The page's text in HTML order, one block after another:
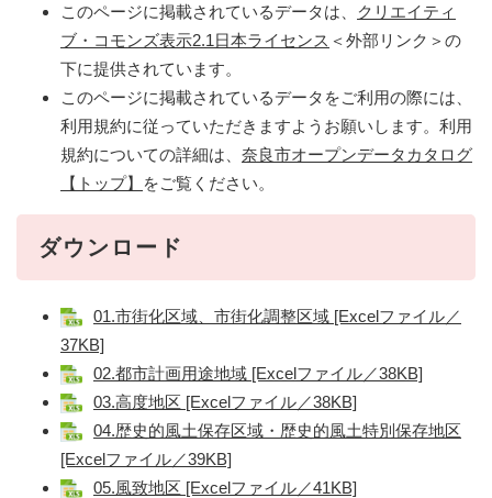
このページに掲載されているデータは、
クリエイティ
ブ・コモンズ表示2.1日本ライセンス ＜外部リンク＞ の
下に提供されています。
このページに掲載されているデータをご利用の際には、
利用規約に従っていただきますようお願いします。利用
規約についての詳細は、 奈良市オープンデータカタログ
【トップ】
をご覧ください。
ダウンロード
01.市街化区域、市街化調整区域 [Excelファイル／
37KB]
02.都市計画用途地域 [Excelファイル／38KB]
03.高度地区 [Excelファイル／38KB]
04.歴史的風土保存区域・歴史的風土特別保存地区
[Excelファイル／39KB]
05.風致地区 [Excelファイル／41KB]